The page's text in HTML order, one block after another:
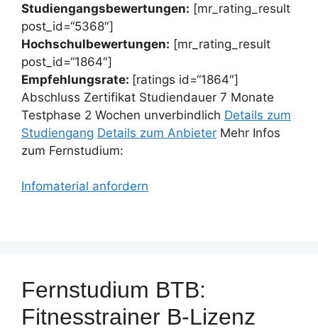
Studiengangsbewertungen: [mr_rating_result
post_id=“5368″]
Hochschulbewertungen: [mr_rating_result
post_id=“1864″]
Empfehlungsrate: [ratings id=“1864″]
Abschluss Zertifikat Studiendauer 7 Monate
Testphase 2 Wochen unverbindlich Details zum
Studiengang Details zum Anbieter Mehr Infos
zum Fernstudium:
Infomaterial anfordern
Fernstudium BTB:
Fitnesstrainer B-Lizenz